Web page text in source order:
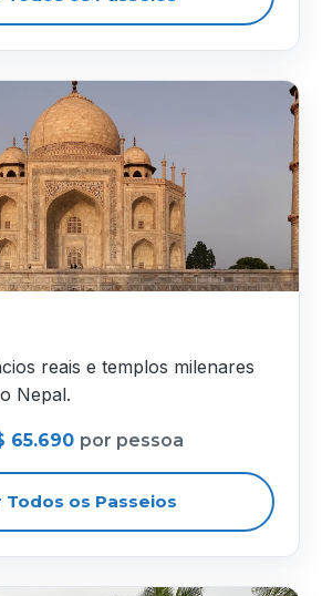
reais e templos milenares
Nepal.
65.690 por pessoa
Todos os Passeios